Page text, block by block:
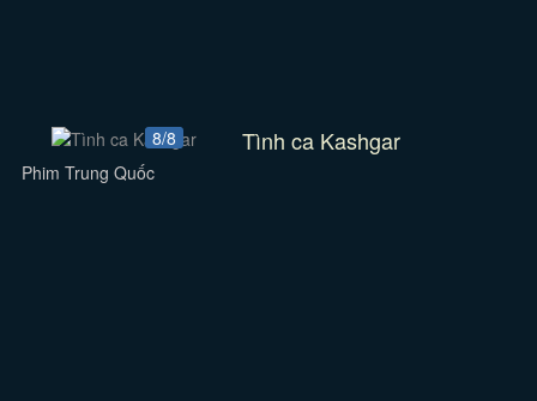
8/8 Tình ca Kashgar
Phim Trung Quốc